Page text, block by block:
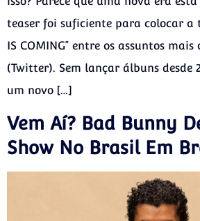
teaser foi suficiente para colocar a
IS COMING” entre os assuntos
(Twitter). Sem lançar álbuns desde
um novo […]
Vem Aí? Bad Bunny
Show No Brasil Em